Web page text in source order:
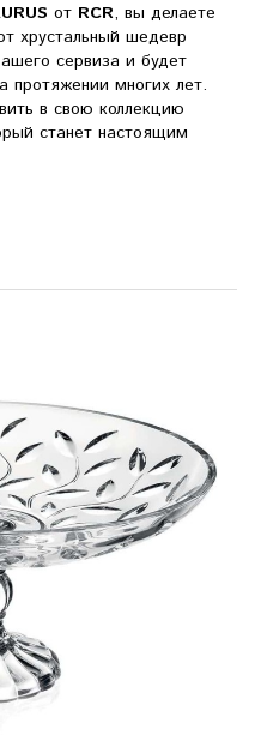
от RCR, вы делаете
хрустальный шедевр
сервиза и будет
протяжении многих лет.
в свою коллекцию
станет настоящим